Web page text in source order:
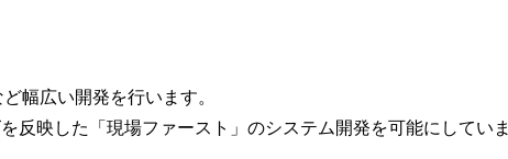
幅広い開発を行います。
反映した「現場ファースト」のシステム開発を可能にしていま